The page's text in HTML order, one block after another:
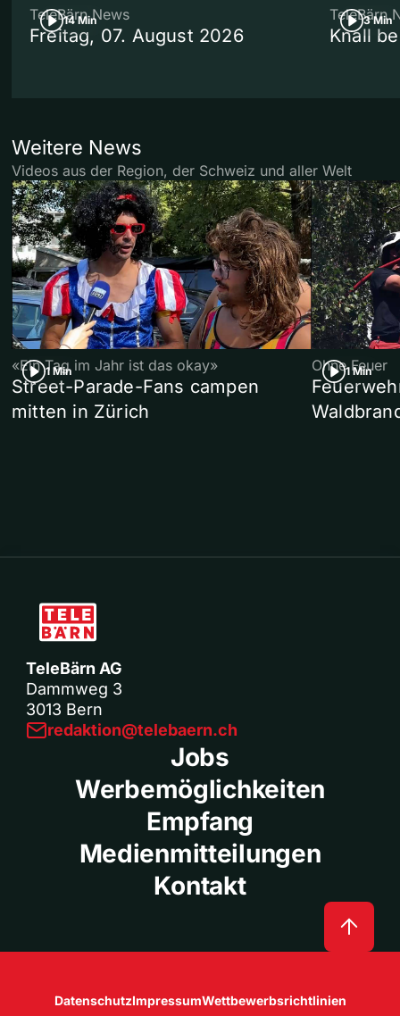
14 Min
TeleBärn News
Freitag, 07. August 2026
3 Min
TeleBärn
Knall
Weitere News
Videos aus der Region, der Schweiz und aller Welt
1 Min
«Ein Tag im Jahr ist das okay»
Street-Parade-Fans campen
mitten in Zürich
1 Min
Ohne Feuer
TeleBärn AG
Dammweg 3
3013 Bern
redaktion@telebaern.ch
Jobs
Werbemöglichkeiten
Empfang
Medienmitteilungen
Kontakt
DatenschutzImpressumWettbewerbsrichtlinien